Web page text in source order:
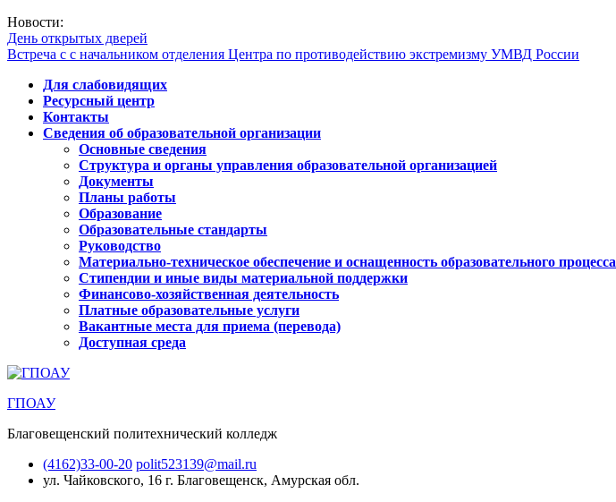
Новости:
День открытых дверей
Встреча с с начальником отделения Центра по противодействию экстремизму УМВД России
Для слабовидящих
Ресурсный центр
Контакты
Сведения об образовательной организации
Основные сведения
Структура и органы управления образовательной организацией
Документы
Планы работы
Образование
Образовательные стандарты
Руководство
Материально-техническое обеспечение и оснащенность образовательного процесса
Стипендии и иные виды материальной поддержки
Финансово-хозяйственная деятельность
Платные образовательные услуги
Вакантные места для приема (перевода)
Доступная среда
ГПОАУ
Благовещенский политехнический колледж
(4162)33-00-20 polit523139@mail.ru
ул. Чайковского, 16 г. Благовещенск, Амурская обл.